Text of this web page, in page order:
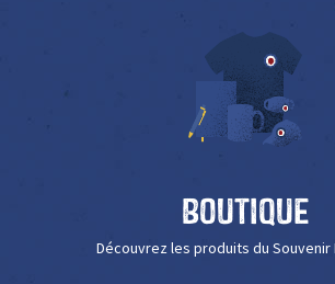
Boutique
Découvrez les produits du Souvenir